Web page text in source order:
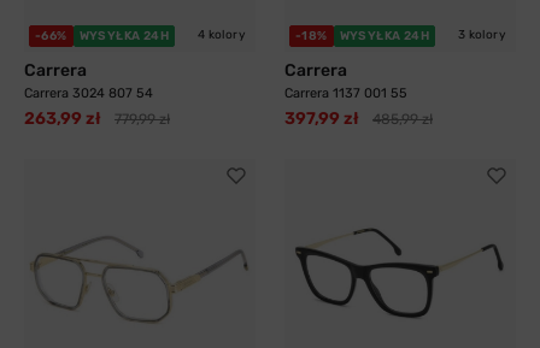
-66% WYSYŁKA 24H 4 kolory
Carrera
Carrera 3024 807 54
263,99 zł 779,99 zł
-18% WYSYŁKA 24H 3 kolory
Carrera
Carrera 1137 001 55
397,99 zł 485,99 zł